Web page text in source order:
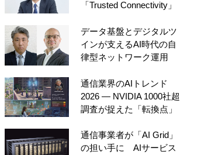
「Trusted Connectivity」
データ基盤とデジタルツ
インが支えるAI時代の自
律型ネットワーク運用
通信業界のAIトレンド
2026 ― NVIDIA 1000社超
調査が捉えた「転換点」
通信事業者が「AI Grid」
の担い手に AIサービス